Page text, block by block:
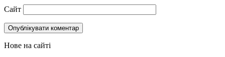
Сайт
Нове на сайті